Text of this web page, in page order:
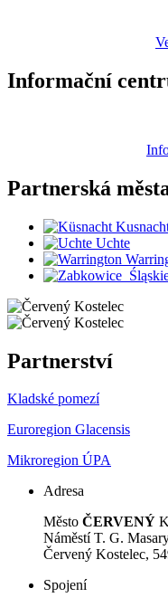
Informační
Partnerská
Uchte
Partnerství
Kladské pomezí
Euroregion Glacensis
Mikroregion ÚPA
Adresa
Město ČERVENÝ
Náměstí T. G.
Červený Kostelec,
Spojení